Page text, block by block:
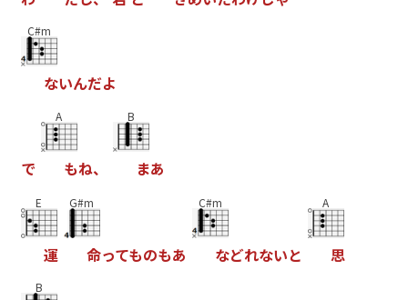
C#m
ないんだよ
で
A
もね、
B
まあ
E
運
G#m
命ってものもあ
C#m
などれないと
A
思
B